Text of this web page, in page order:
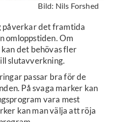
Bild: Nils Forshed
påverkar det framtida
omloppstiden. Om
det behövas fler
slutavverkning.
passar bra för de
På svaga marker kan
vara mest
kan man välja att röja